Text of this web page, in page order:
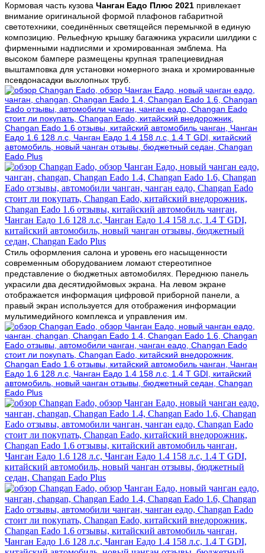
Кормовая часть кузова Чанган Еадо Плюс 2021 привлекает
внимание оригинальной формой плафонов габаритной
светотехники, соединённых светящейся перемычкой в единую
композицию. Рельефную крышку багажника украсили шилдики с
фирменными надписями и хромированная эмблема. На
высоком бампере размещены крупная трапециевидная
выштамповка для установки номерного знака и хромированные
псевдонасадки выхлопных труб.
Стиль оформления салона и уровень его насыщенности
современным оборудованием ломают стереотипное
представление о бюджетных автомобилях. Переднюю панель
украсили два десятидюймовых экрана. На левом экране
отображается информация цифровой приборной панели, а
правый экран используется для отображения информации
мультимедийного комплекса и управления им.